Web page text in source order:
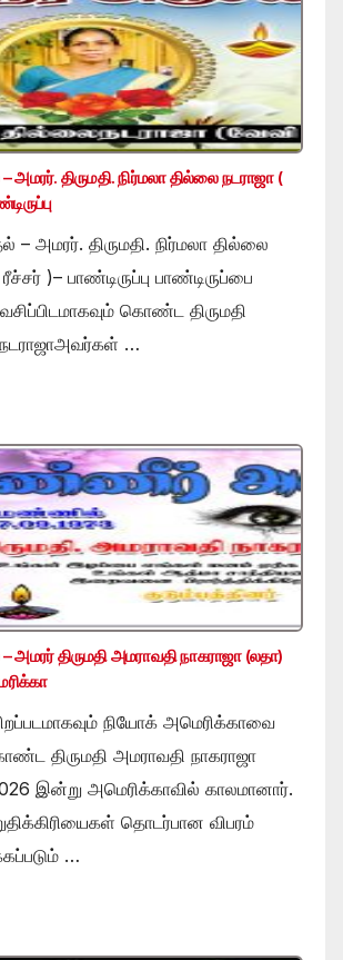
திருமதி. நிர்மலா தில்லை நடராஜா (
அமரர். திருமதி. நிர்மலா தில்லை
)– பாண்டிருப்பு பாண்டிருப்பை
வசிப்பிடமாகவும் கொண்ட திருமதி
…
திருமதி அமராவதி நாகராஜா (லதா)
நியோக் அமெரிக்காவை
திருமதி அமராவதி நாகராஜா
இன்று அமெரிக்காவில் காலமானார்.
தொடர்பான விபரம்
…